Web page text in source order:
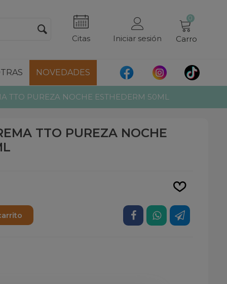
Citas Iniciar sesión
0
Carro
NOVEDADES
TTO PUREZA NOCHE ESTHEDERM 50ML
TTO PUREZA NOCHE